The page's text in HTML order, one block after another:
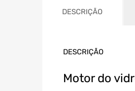
DESCRIÇÃO
DESCRIÇÃO
Motor do